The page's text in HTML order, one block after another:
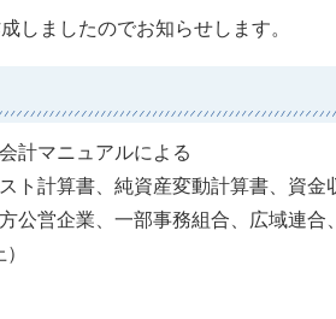
しましたのでお知らせします。
計マニュアルによる
ト計算書、純資産変動計算書、資金
営企業、一部事務組合、広域連合